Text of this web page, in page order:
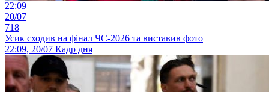
22:09
20/07
718
Усик сходив на фінал ЧС-2026 та виставив фото
22:09, 20/07 Кадр дня